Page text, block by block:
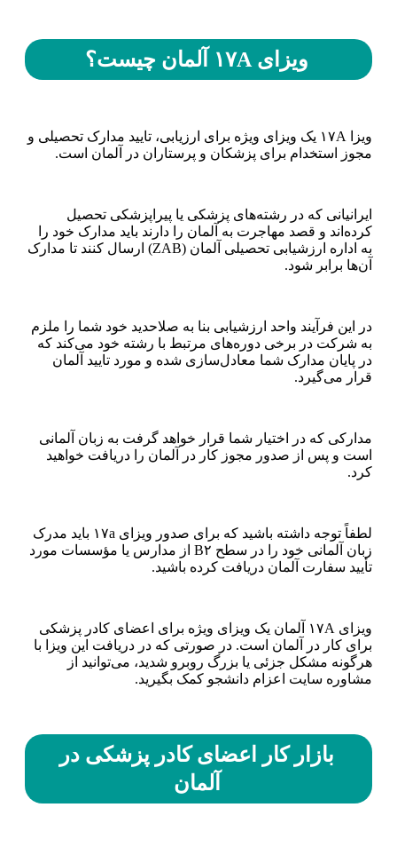
ویزای ۱۷ A آلمان چیست؟
ویزا ۱۷A یک ویزای ویژه برای ارزیابی، تایید مدارک تحصیلی و
مجوز استخدام برای پزشکان و پرستاران در آلمان است.
ایرانیانی که در رشته‌های پزشکی یا پیراپزشکی تحصیل
کرده‌اند و قصد مهاجرت به آلمان را دارند باید مدارک خود را
به اداره ارزشیابی تحصیلی آلمان (ZAB) ارسال کنند تا مدارک
آن‌ها برابر شود.
در این فرآیند واحد ارزشیابی بنا به صلاحدید خود شما را ملزم
به شرکت در برخی دوره‌های مرتبط با رشته خود می‌کند که
در پایان مدارک شما معادل‌سازی شده و مورد تایید آلمان
قرار می‌گیرد.
مدارکی که در اختیار شما قرار خواهد گرفت به زبان آلمانی
است و پس از صدور مجوز کار در آلمان را دریافت خواهید
کرد.
لطفاً توجه داشته باشید که برای صدور ویزای ۱۷a باید مدرک
زبان آلمانی خود را در سطح B۲ از مدارس یا مؤسسات مورد
تأیید سفارت آلمان دریافت کرده باشید.
ویزای ۱۷A آلمان یک ویزای ویژه برای اعضای کادر پزشکی
برای کار در آلمان است. در صورتی که در دریافت این ویزا با
هرگونه مشکل جزئی یا بزرگ روبرو شدید، می‌توانید از
مشاوره سایت اعزام دانشجو کمک بگیرید.
بازار کار اعضای کادر پزشکی در
آلمان